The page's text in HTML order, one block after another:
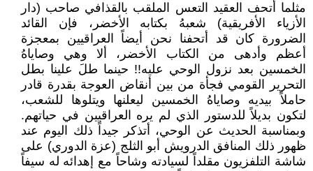
مثلما أتحف العقيد التعس الملقب بالقذافي صاحب (دار
الأزياء الأفريقية) شعبهُ بكتابه الأخضر، فإن القائد
الضرورة كان قد أتحفنا نحن أيضاً العراقيين بمعجزة
أعظم وأدهى من الكتاب الأخضر، ألا وهي وصاياهُ
الخمسين بعد نزول الوحي عليه!! حينما طلَ علينا بطل
التحرير القومي فجأة من بين أنقاض العوجة بقدرة قادر
حاملاً بيديه وصاياهُ الخمسين ليعلنها ويتلوها للشعب،
لتكون بديلاً للدستور الذي لم يره العراقيين في حياتهم.
وبمناسبة الحديث عن الوحي، أتذكر جيداً ذلك اليوم عند
ظهور ذلك المنافق الدرويش أبو الثلج (عزة الدوري) على
شاشة التلفزيون مقلداً لسيادته وشاحاً مع إهدائه له سيفاً